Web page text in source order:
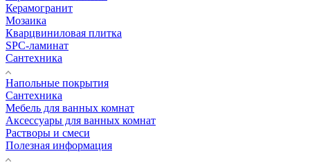
Керамогранит
Мозаика
Кварцвиниловая плитка
SPC-ламинат
Сантехника
Напольные покрытия
Сантехника
Мебель для ванных комнат
Аксессуары для ванных комнат
Растворы и смеси
Полезная информация